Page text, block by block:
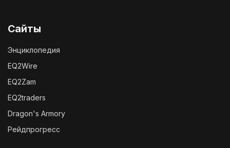
Сайты
Энциклопедия
EQ2Wire
EQ2Zam
EQ2traders
Dragon's Armory
Рейдпрогресс